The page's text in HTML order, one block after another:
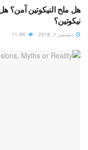
هل ملح النيكوتين آمن؟
نيكوتين؟
ديسمبر 1, 2018